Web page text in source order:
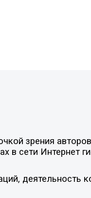
зрения
в сети Интернет
деятельность